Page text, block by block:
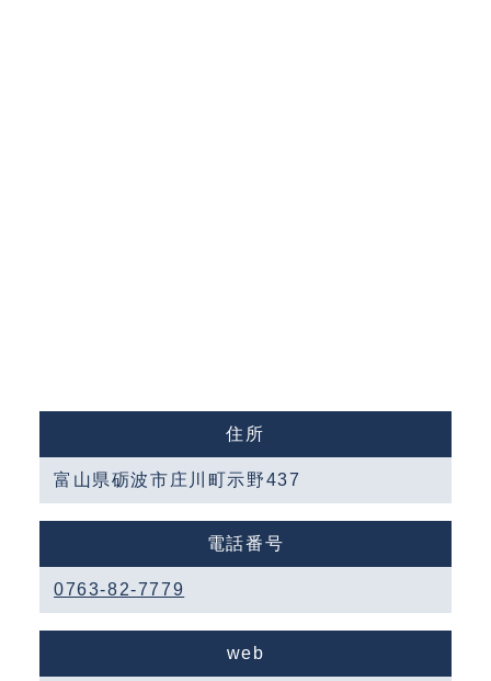
住所
富山県砺波市庄川町示野437
電話番号
0763-82-7779
web